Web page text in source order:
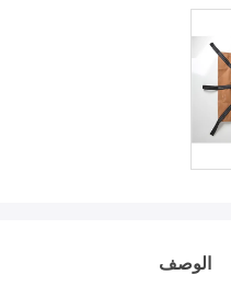
الوصف